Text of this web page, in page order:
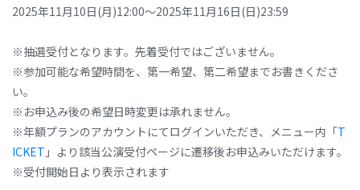
2025年11月10日(月)12:00～2025年11月16日(日)23:59
※抽選受付となります。先着受付ではございません。
※参加可能な希望時間を、第一希望、第二希望までお書きくださ
い。
※お申込み後の希望日時変更は承れません。
※年額プランのアカウントにてログインいただき、メニュー内「T
ICKET 」より該当公演受付ページに遷移後お申込みいただけます。
※受付開始日より表示されます